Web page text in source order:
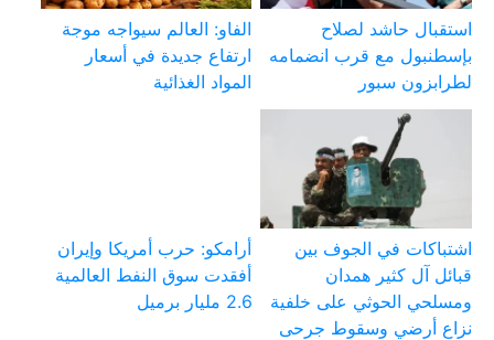
استقبال حاشد لصلاح
بإسطنبول مع قرب انضمامه
لطرابزون سبور
الفاو: العالم سيواجه موجة
ارتفاع جديدة في أسعار
المواد الغذائية
اشتباكات في الجوف بين
قبائل آل كثير همدان
ومسلحي الحوثي على خلفية
نزاع أرضي وسقوط جرحى
أرامكو: حرب أمريكا وإيران
أفقدت سوق النفط العالمية
2.6 مليار برميل